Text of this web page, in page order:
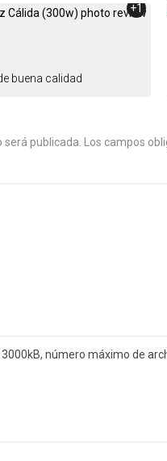
+1
buena calidad
publicada.
Los campos
número máximo de